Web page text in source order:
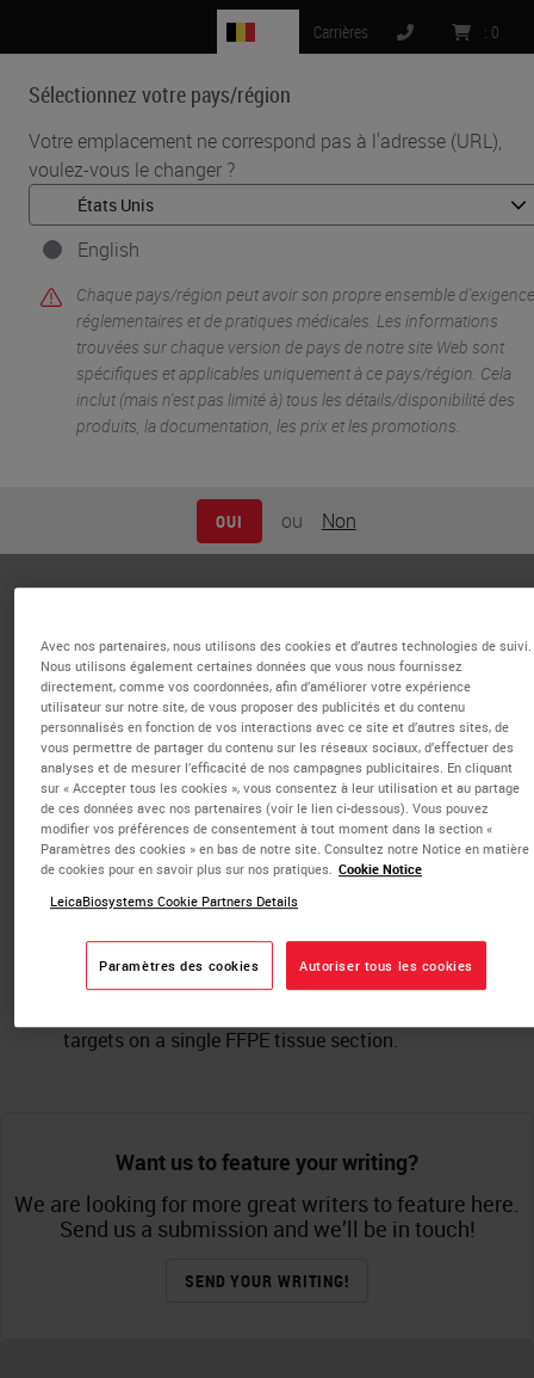
Sélectionnez votre pays/région
Votre emplacement ne correspond pas à l'adresse (URL),
voulez-vous le changer ?
English
Chaque pays/région peut avoir son propre ensemble
réglementaires et de pratiques médicales. Les informations
trouvées sur chaque version de pays de notre site Web sont
spécifiques et applicables uniquement à ce pays/région. Cela
inclut (mais n'est pas limité à) tous les détails/disponibilité des
produits, la documentation, les prix et les promotions.
OUI ou Non
Carrières : 0
MENU
Accueil • Knowledge Pathway • Mael Manesse
Published Pieces by
Mael Manesse
Strategies for Spatial Multi-omics:
Co-detection of protein and RNA
biomarkers on a single FFPE tissue
section powered by InSituPlex®
Technology
IHC & Multiplexing
This white paper highlights the value of an
targets on a single FFPE tissue section.
Want us to feature your writing?
We are looking for more great writers to feature here.
Send us a submission and we’ll be in touch!
SEND YOUR WRITING!
Avec nos partenaires, nous utilisons des cookies et d’autres technologies de suivi.
Nous utilisons également certaines données que vous nous fournissez
directement, comme vos coordonnées, afin d’améliorer votre expérience
utilisateur sur notre site, de vous proposer des publicités et du contenu
personnalisés en fonction de vos interactions avec ce site et d’autres sites, de
vous permettre de partager du contenu sur les réseaux sociaux, d’effectuer des
analyses et de mesurer l’efficacité de nos campagnes publicitaires. En cliquant
sur « Accepter tous les cookies », vous consentez à leur utilisation et au partage
de ces données avec nos partenaires (voir le lien ci-dessous). Vous pouvez
modifier vos préférences de consentement à tout moment dans la section «
Paramètres des cookies » en bas de notre site. Consultez notre Notice en matière
de cookies pour en savoir plus sur nos pratiques. Cookie Notice
LeicaBiosystems Cookie Partners Details
Paramètres des cookies Autoriser tous les cookies